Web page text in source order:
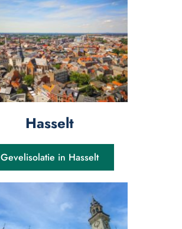
Hasselt
Gevelisolatie in Hasselt